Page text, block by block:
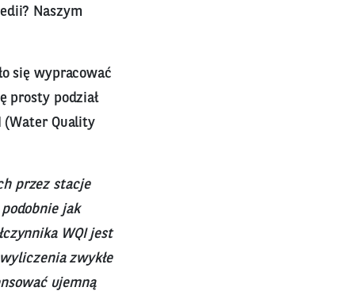
Naszym
się wypracować
prosty podział
(Water Quality
przez stacje
jak
WQI jest
zwykłe
ujemną